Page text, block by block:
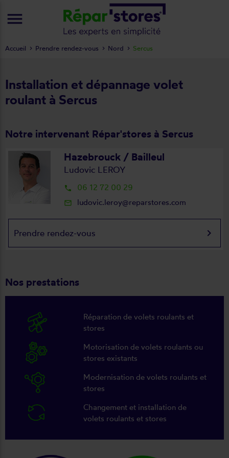
Installation et dépannage volet
roulant à Sercus
Notre intervenant Répar'stores à Sercus
Hazebrouck / Bailleul
Ludovic LEROY
local_phone 06 12 72 00 29
mail_outline ludovic.leroy@reparstores.com
Prendre rendez-vous keyboard_arrow_right
Nos prestations
Réparation de volets roulants et
stores
Motorisation de volets roulants ou
stores existants
Modernisation de volets roulants et
stores
Changement et installation de
volets roulants et stores
Accueil Prendre rendez-vous Nord Sercus
menu